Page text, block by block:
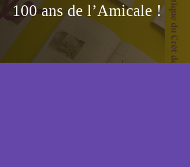
100 ans de l’Amicale !